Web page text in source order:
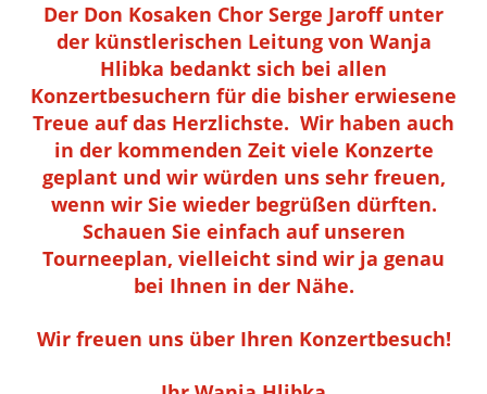
Der Don Kosaken Chor Serge Jaroff unter
der künstlerischen Leitung von Wanja
Hlibka bedankt sich bei allen
Konzertbesuchern für die bisher erwiesene
Treue auf das Herzlichste. Wir haben auch
in der kommenden Zeit viele Konzerte
geplant und wir würden uns sehr freuen,
wenn wir Sie wieder begrüßen dürften.
Schauen Sie einfach auf unseren
Tourneeplan, vielleicht sind wir ja genau
bei Ihnen in der Nähe.
Wir freuen uns über Ihren Konzertbesuch!